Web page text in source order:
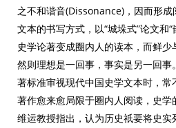
之不和谐音(Dissonance)，因而形
文本的书写方式，以“城垛式”论文和
史学论著变成圈内人的读本，而鲜少
然则理想是一回事，事实是另一回
著标准审视现代中国史学文本时，
著作愈来愈局限于圈内人阅读，史
维运教授指出，认为历史祇要将史